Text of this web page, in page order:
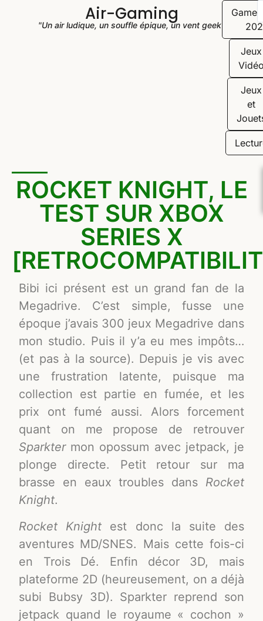
Air-Gaming
"Un air ludique, un souffle épique, un vent geek"
Jeux
Jeux
et
ROCKET KNIGHT, LE
TEST SUR XBOX
SERIES X
Bibi ici présent est un grand fan de la
Megadrive. C’est simple, fusse une
époque j’avais 300 jeux Megadrive dans
mon studio. Puis il y’a eu mes impôts…
(et pas à la source). Depuis je vis avec
une frustration latente, puisque ma
collection est partie en fumée, et les
prix ont fumé aussi. Alors forcement
quant on me propose de retrouver
Sparktermon opossum avec jetpack, je
plonge directe. Petit retour sur ma
brasse en eaux troubles dans Rocket
Knight.
Rocket Knight est donc la suite des
aventures MD/SNES. Mais cette fois-ci
en Trois Dé. Enfin décor 3D, mais
plateforme 2D (heureusement, on a déjà
subi Bubsy 3D). Sparkter reprend son
jetpack quand le royaume « cochon »